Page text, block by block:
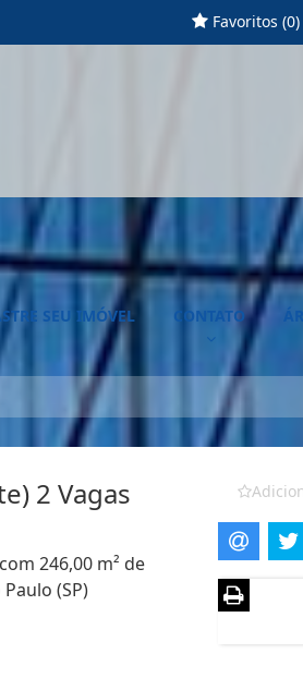
Favoritos (0)
SEU IMÓVEL CONTATO
2 Vagas
246,00 m² de
(SP)